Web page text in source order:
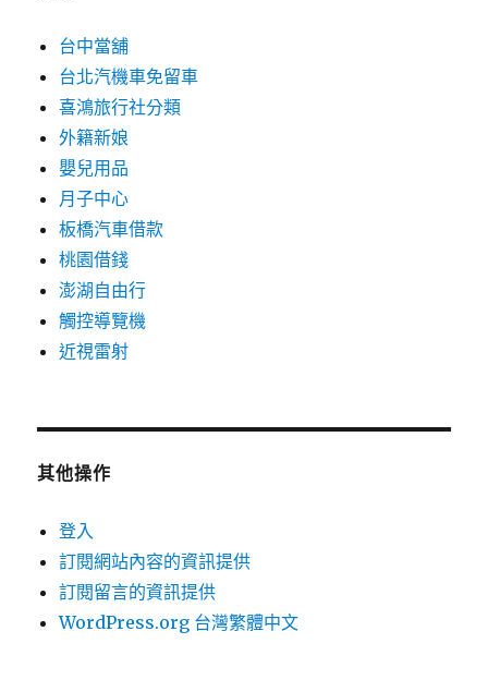
台中當舖
台北汽機車免留車
喜鴻旅行社分類
外籍新娘
嬰兒用品
月子中心
板橋汽車借款
桃園借錢
澎湖自由行
觸控導覽機
近視雷射
其他操作
登入
訂閱網站內容的資訊提供
訂閱留言的資訊提供
WordPress.org 台灣繁體中文